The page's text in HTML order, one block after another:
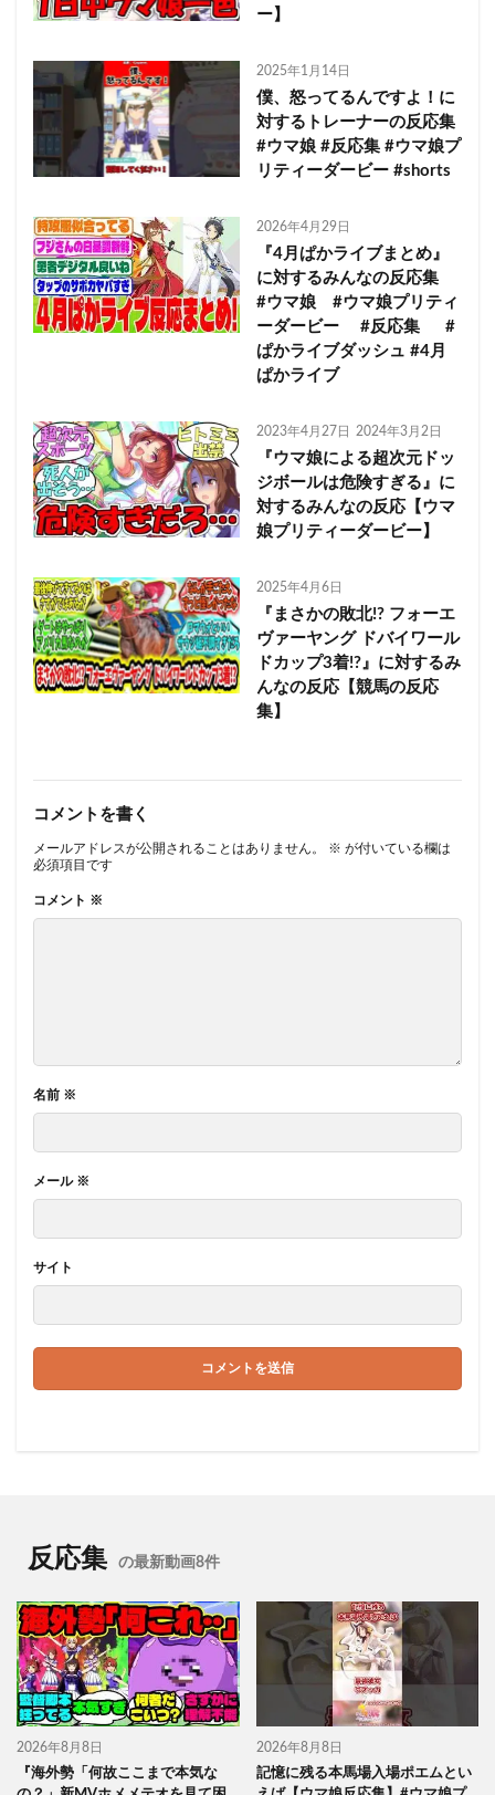
ー】
2025年1月14日
僕、怒ってるんですよ！に
対するトレーナーの反応集
#ウマ娘 #反応集 #ウマ娘プ
リティーダービー #shorts
2026年4月29日
『4月ぱかライブまとめ』
に対するみんなの反応集
#ウマ娘 #ウマ娘プリティ
ーダービー #反応集 #
ぱかライブダッシュ #4月
ぱかライブ
2023年4月27日 2024年3月2日
『ウマ娘による超次元ドッ
ジボールは危険すぎる』に
対するみんなの反応【ウマ
娘プリティーダービー】
2025年4月6日
『まさかの敗北!? フォーエ
ヴァーヤング ドバイワール
ドカップ3着!?』に対するみ
んなの反応【競馬の反応
集】
コメントを書く
メールアドレスが公開されることはありません。 ※ が付いている欄は
必須項目です
コメント ※
名前 ※
メール ※
サイト
反応集 の最新動画8件
2026年8月8日
『海外勢「何故ここまで本気な
2026年8月8日
記憶に残る本馬場入場ポエムとい